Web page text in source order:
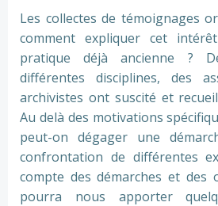
Les collectes de témoignages
comment expliquer cet
pratique déjà ancienne ?
différentes disciplines, des
archivistes ont suscité et
Au delà des motivations
peut-on dégager une
confrontation de différentes
compte des démarches et des
pourra nous apporter